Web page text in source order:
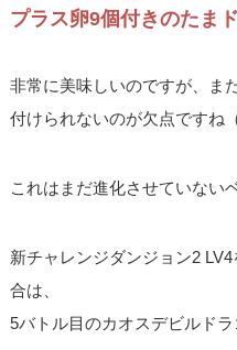
プラス卵9個付きのたま
非常に美味しいのですが、ま
付けられないのが欠点ですね
これはまだ進化させていない
新チャレンジダンジョン2
合は、
5バトル目のカオスデビルド